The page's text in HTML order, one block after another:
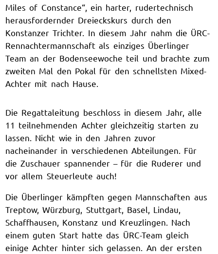
Miles of Constance“, ein harter, rudertechnisch
herausfordernder Dreieckskurs durch den
Konstanzer Trichter. In diesem Jahr nahm die ÜRC-
Rennachtermannschaft als einziges Überlinger
Team an der Bodenseewoche teil und brachte zum
zweiten Mal den Pokal für den schnellsten Mixed-
Achter mit nach Hause.
Die Regattaleitung beschloss in diesem Jahr, alle
11 teilnehmenden Achter gleichzeitig starten zu
lassen. Nicht wie in den Jahren zuvor
nacheinander in verschiedenen Abteilungen. Für
die Zuschauer spannender – für die Ruderer und
vor allem Steuerleute auch!
Die Überlinger kämpften gegen Mannschaften aus
Treptow, Würzburg, Stuttgart, Basel, Lindau,
Schaffhausen, Konstanz und Kreuzlingen. Nach
einem guten Start hatte das ÜRC-Team gleich
einige Achter hinter sich gelassen. An der ersten